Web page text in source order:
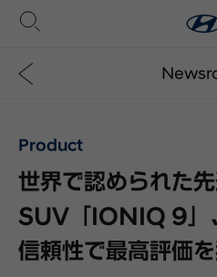
Product
世界で認められた先
SUV「IONIQ 9」
信頼性で最高評価